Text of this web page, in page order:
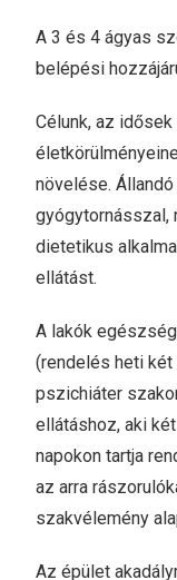
A 3 és 4 ágyas
belépési
Célunk, az
növelése.
gyógytornásszal,
dietetikus
ellátást.
A lakók
(rendelés heti
pszichiáter
ellátáshoz, aki
napokon tartja
az arra
szakvélemény
Az épület